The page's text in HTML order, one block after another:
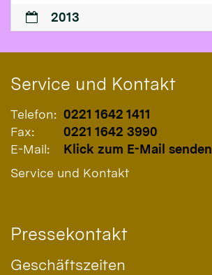
2013
Service und Kontakt
Telefon: 0221 1642 1411
Fax:
0221 1642 3990
E-Mail:
Klick zum E-Mail senden
Service und Kontakt
Pressekontakt
Geschäftszeiten